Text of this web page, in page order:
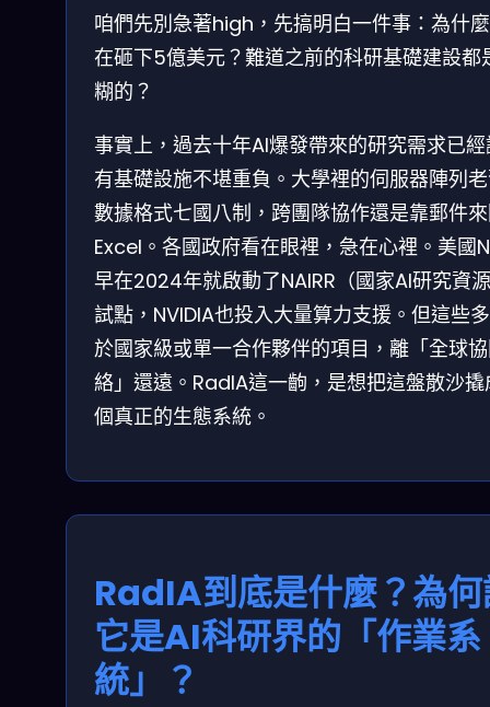
咱們先別急著high，先搞明白一件事：為什
在砸下5億美元？難道之前的科研基礎建設都
糊的？
事實上，過去十年AI爆發帶來的研究需求已
有基礎設施不堪重負。大學裡的伺服器陣列
數據格式七國八制，跨團隊協作還是靠郵件
Excel。各國政府看在眼裡，急在心裡。美國
早在2024年就啟動了NAIRR（國家AI研究資
試點，NVIDIA也投入大量算力支援。但這些
於國家級或單一合作夥伴的項目，離「全球
絡」還遠。RadIA這一齣，是想把這盤散沙撬
個真正的生態系統。
RadIA到底是什麼？為
它是AI科研界的「作業系
統」？